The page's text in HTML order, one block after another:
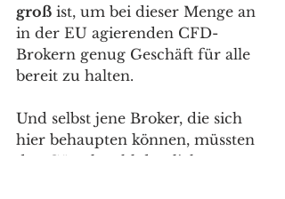
groß ist, um bei dieser Menge an
in der EU agierenden CFD-
Brokern genug Geschäft für alle
bereit zu halten.
Und selbst jene Broker, die sich
hier behaupten können, müssten
den Gürtel wohl deutlich enger